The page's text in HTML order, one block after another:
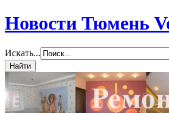
Новости Тюмень
Искать...